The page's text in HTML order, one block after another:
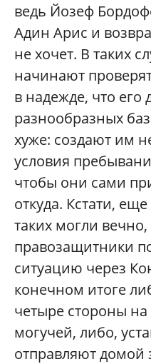
ведь Йозеф
Адин Арис и
не хочет. В таких
начинают
в надежде, что его
разнообразных
хуже: создают им
условия
чтобы они сами
откуда. Кстати,
таких могли
правозащитники
ситуацию через
конечном итоге
четыре стороны
могучей, либо,
отправляют домой